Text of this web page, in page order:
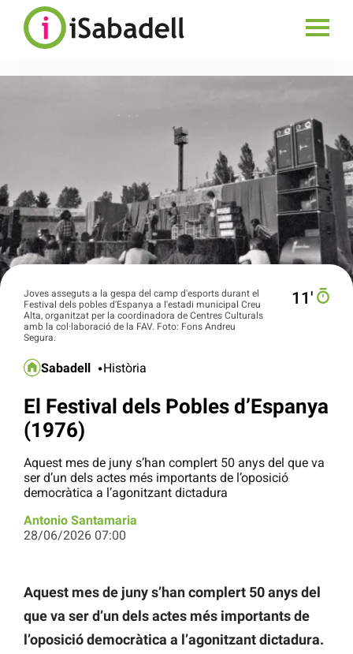
Joves asseguts a la gespa del camp d'esports durant el
Festival dels pobles d'Espanya a l'estadi municipal Creu
Alta, organitzat per la coordinadora de Centres Culturals
amb la col·laboració de la FAV. Foto: Fons Andreu
Segura.
11′
Sabadell Història
El Festival dels Pobles d’Espanya
(1976)
Aquest mes de juny s’han complert 50 anys del que va
ser d’un dels actes més importants de l’oposició
democràtica a l’agonitzant dictadura
Antonio Santamaria
28/06/2026 07:00
Aquest mes de juny s’han complert 50 anys del
que va ser d’un dels actes més importants de
l’oposició democràtica a l’agonitzant dictadura.